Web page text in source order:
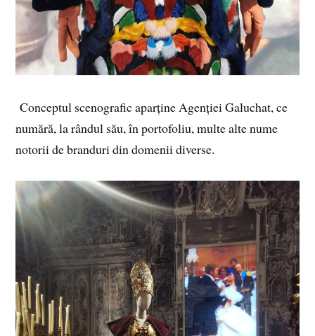
Conceptul scenografic aparține Agenției Galuchat, ce
numără, la rândul său, în portofoliu, multe alte nume
notorii de branduri din domenii diverse.